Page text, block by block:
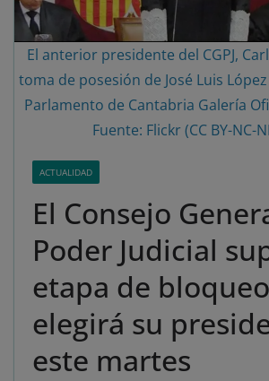
El anterior presidente del CGPJ,
toma de posesión de José Luis
Parlamento de Cantabria Galería
Fuente: Flickr (CC BY-NC-
ACTUALIDAD
El Consejo
Poder Judicial
etapa de
elegirá su
este martes